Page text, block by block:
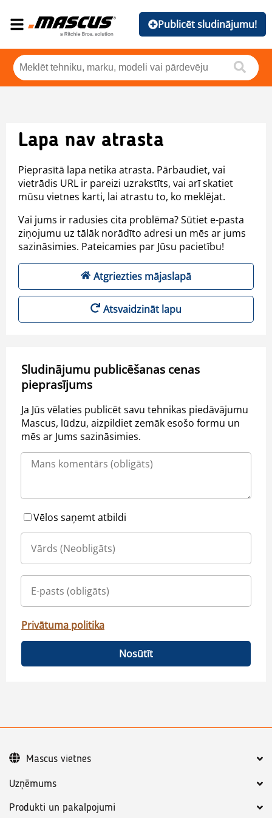
Publicēt sludinājumu!
Lapa nav atrasta
Pieprasītā lapa netika atrasta. Pārbaudiet, vai
vietrādis URL ir pareizi uzrakstīts, vai arī skatiet
mūsu vietnes karti, lai atrastu to, ko meklējat.
Vai jums ir radusies cita problēma? Sūtiet e-pasta
ziņojumu uz tālāk norādīto adresi un mēs ar jums
sazināsimies. Pateicamies par Jūsu pacietību!
Atgriezties mājaslapā
Atsvaidzināt lapu
Sludinājumu publicēšanas cenas
pieprasījums
Ja Jūs vēlaties publicēt savu tehnikas piedāvājumu
Mascus, lūdzu, aizpildiet zemāk esošo formu un
mēs ar Jums sazināsimies.
Vēlos saņemt atbildi
Privātuma politika
Nosūtīt
Uzņēmums
Produkti un pakalpojumi
Mascus vietnes